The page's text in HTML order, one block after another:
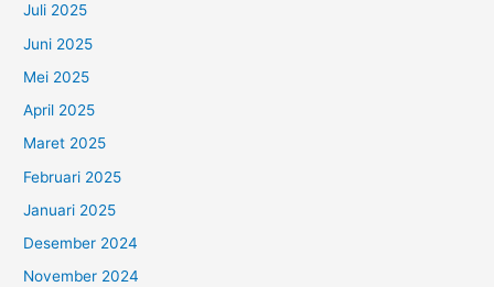
Juli 2025
Juni 2025
Mei 2025
April 2025
Maret 2025
Februari 2025
Januari 2025
Desember 2024
November 2024